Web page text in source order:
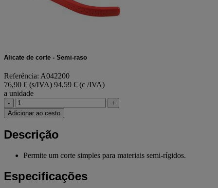
Alicate de corte - Semi-raso
Referência: A042200
76,90 € (s/IVA) 94,59 € (c /IVA)
a unidade
-
+
Adicionar ao cesto
Descrição
Permite um corte simples para materiais semi-rígidos.
Especificações